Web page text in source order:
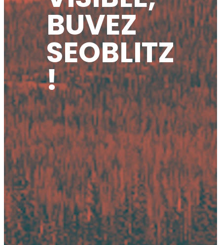
BUVEZ
SEOBLITZ
!